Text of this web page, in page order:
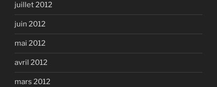
juillet 2012
juin 2012
mai 2012
avril 2012
mars 2012